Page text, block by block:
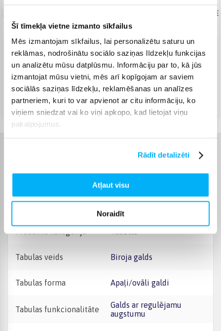
Šī tīmekļa vietne izmanto sīkfailus
Mēs izmantojam sīkfailus, lai personalizētu saturu un
reklāmas, nodrošinātu sociālo saziņas līdzekļu funkcijas
un analizētu mūsu datplūsmu. Informāciju par to, kā jūs
izmantojat mūsu vietni, mēs arī kopīgojam ar saviem
sociālās saziņas līdzekļu, reklamēšanas un analīzes
partneriem, kuri to var apvienot ar citu informāciju, ko
viņiem sniedzat vai ko viņi apkopo, kad lietojat viņu
pakalpojumus.
Rādīt detalizēti
Atļaut visu
Noraidīt
19,99 €
Piegāde ar Venipak kurjeru ( 12,99 €
Apmaksā pilnu summu skaidrā naudā piegādes brīdī.
Jautājiet
Piegāde ar DPD kurjeru (13,99 €)
Jautājiet
Up Up
Tabulas veids Biroja galds
Tabulas forma Apaļi/ovāli galdi
Tabulas funkcionalitāte
Galds ar regulējamu
augstumu